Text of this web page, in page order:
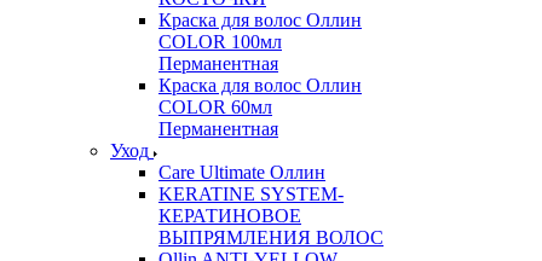
Краска для волос Оллин
COLOR 100мл
Перманентная
Краска для волос Оллин
COLOR 60мл
Перманентная
Уход
Care Ultimate Оллин
KERATINE SYSTEM-
КЕРАТИНОВОЕ
ВЫПРЯМЛЕНИЯ ВОЛОС